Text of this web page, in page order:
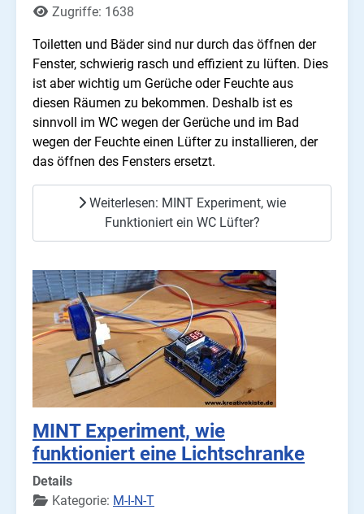
Zugriffe: 1638
Toiletten und Bäder sind nur durch das öffnen der
Fenster, schwierig rasch und effizient zu lüften. Dies
ist aber wichtig um Gerüche oder Feuchte aus
diesen Räumen zu bekommen. Deshalb ist es
sinnvoll im WC wegen der Gerüche und im Bad
wegen der Feuchte einen Lüfter zu installieren, der
das öffnen des Fensters ersetzt.
Weiterlesen: MINT Experiment, wie
Funktioniert ein WC Lüfter?
MINT Experiment, wie
funktioniert eine Lichtschranke
Details
Kategorie: M-I-N-T